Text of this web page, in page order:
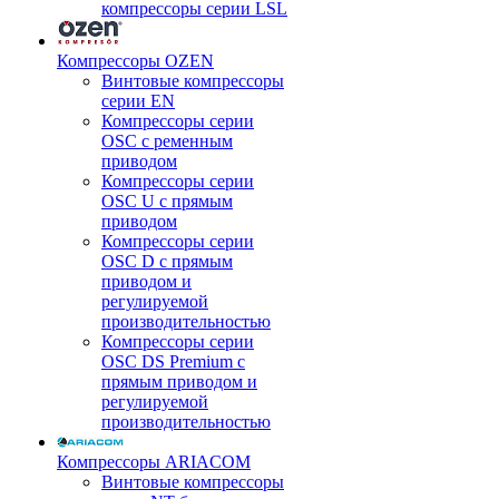
компрессоры серии LSL
Компрессоры OZEN
Винтовые компрессоры
серии EN
Компрессоры серии
OSC с ременным
приводом
Компрессоры серии
OSC U с прямым
приводом
Компрессоры серии
OSC D с прямым
приводом и
регулируемой
производительностью
Компрессоры серии
OSC DS Premium с
прямым приводом и
регулируемой
производительностью
Компрессоры ARIACOM
Винтовые компрессоры